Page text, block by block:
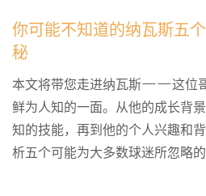
你可能不知道的纳瓦斯五
秘
本文将带您走进纳瓦斯——这位
鲜为人知的一面。从他的成长背
知的技能，再到他的个人兴趣和
析五个可能为大多数球迷所忽略